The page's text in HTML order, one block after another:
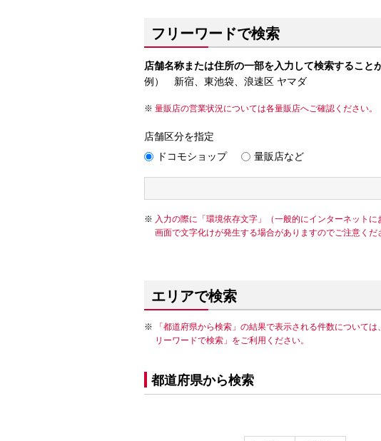
フリーワードで検索
店舗名称または住所の一部を入力して検索すること
例） 新宿、東池袋、浪速区 ヤマダ
量販店の営業状況については各量販店へご確認ください。
店舗区分を指定
ドコモショップ
量販店など
入力の際に「環境依存文字」（一般的にインターネット
画面で文字化けが発生する場合がありますのでご注意くだ
エリアで検索
「都道府県から検索」の結果で表示される件数について
リーワードで検索」をご利用ください。
都道府県から検索